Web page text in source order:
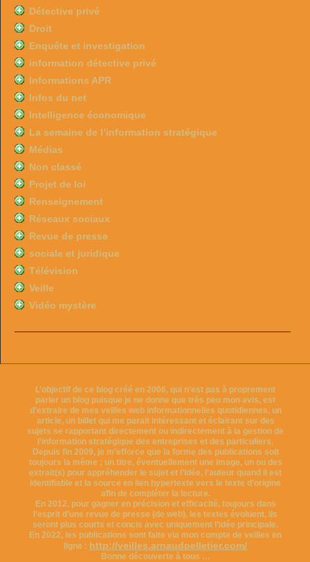
Détective privé
Droit
Enquête et investigation
information détective privé
Informations APR
Infos du net
Intelligence économique
La semaine de l’information stratégique
Médias
Non classé
Projet de loi
Renseignement
Réseaux sociaux
Revue de presse
sociale et juridique
Télévision
Veille
Vidéo mystère
L’objectif de ce blog créé en 2006, qui n’est pas à proprement
parler un blog puisque je ne donne que très peu mon avis, est
d’extraire de mes veilles web informationnelles quotidiennes, un
article, un billet qui me parait intéressant et éclairant sur des
sujets se rapportant directement ou indirectement à la gestion de
l’information stratégique des entreprises et des particuliers.
Depuis fin 2009, je m’efforce que la forme des publications soit
toujours la même ; un titre, éventuellement une image, un ou des
extrait(s) pour appréhender le sujet et l’idée, l’auteur quand il est
identifiable et la source en lien hypertexte vers le texte d’origine
afin de compléter la lecture.
En 2012, pour gagner en précision et efficacité, toujours dans
l’esprit d’une revue de presse (de web), les textes évoluent, ils
seront plus courts et concis avec uniquement l’idée principale.
En 2022, les publications sont faite via mon compte de veilles en
ligne : http://veilles.arnaudpelletier.com/
Bonne découverte à tous …